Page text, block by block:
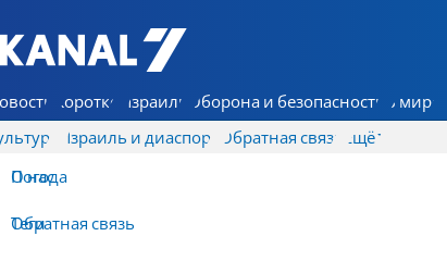
7 КАНАЛ - Аруц Шева
Коротко Израиль Оборона и безопасность В мире
Израиль и диаспора Обратная связь
О нас
Обратная связь
Ещё
Погода
Теги